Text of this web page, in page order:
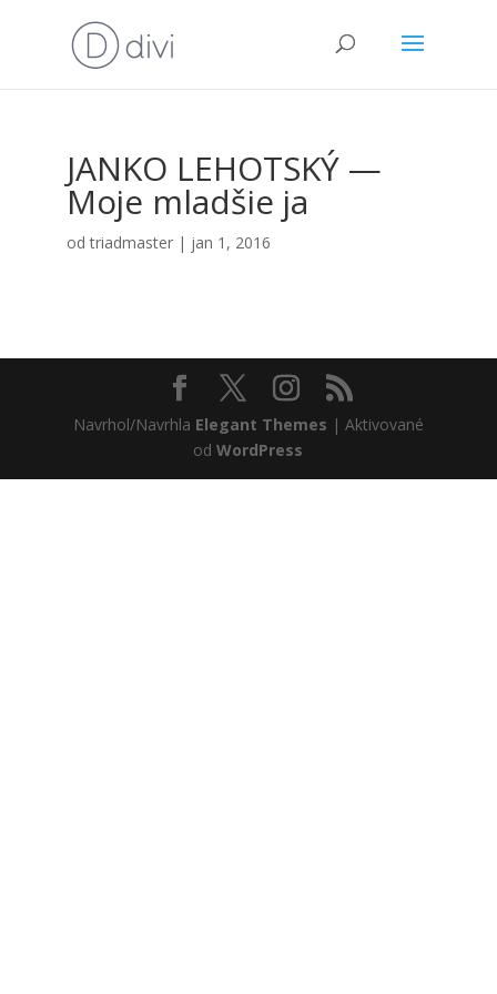
JANKO LEHOTSKÝ —
Moje mlad­šie ja
odtriadmaster| jan 1, 2016
Navrhol/Navrhla Elegant Themes | Aktivované
odWordPress